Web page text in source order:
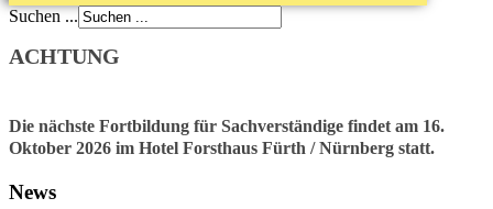
Suchen ...
ACHTUNG
Die nächste Fortbildung für Sachverständige findet am 16.
Oktober 2026 im Hotel Forsthaus Fürth / Nürnberg statt.
News